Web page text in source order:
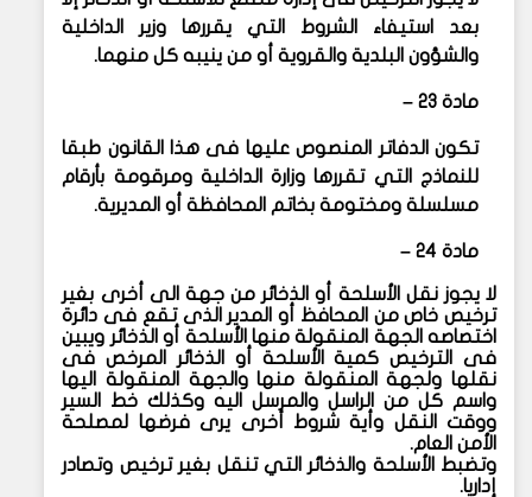
بعد استيفاء الشروط التي يقررها وزير الداخلية
والشؤون البلدية والقروية أو من ينيبه كل منهما.
مادة ٢٣ –
تكون الدفاتر المنصوص عليها فى هذا القانون طبقا
للنماذج التي تقررها وزارة الداخلية ومرقومة بأرقام
مسلسلة ومختومة بخاتم المحافظة أو المديرية.
مادة ٢٤ –
لا يجوز نقل الأسلحة أو الذخائر من جهة الى أخرى بغير
ترخيص خاص من المحافظ أو المدير الذى تقع فى دائرة
اختصاصه الجهة المنقولة منها الأسلحة أو الذخائر ويبين
فى الترخيص كمية الأسلحة أو الذخائر المرخص فى
نقلها ولجهة المنقولة منها والجهة المنقولة اليها
واسم كل من الراسل والمرسل اليه وكذلك خط السير
ووقت النقل وأية شروط أخرى يرى فرضها لمصلحة
الأمن العام.
وتضبط الأسلحة والذخائر التي تنقل بغير ترخيص وتصادر
إداريا.